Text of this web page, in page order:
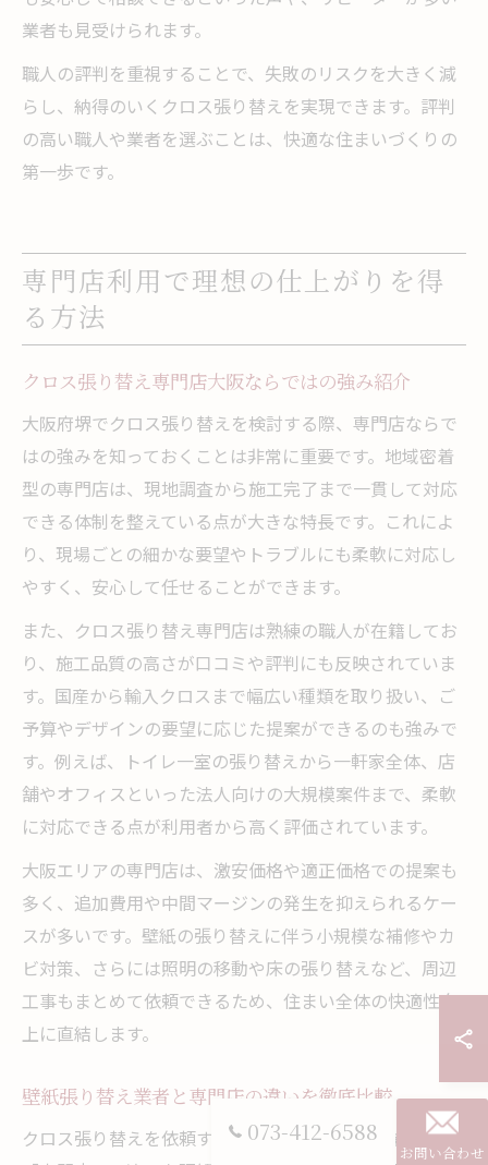
業者も見受けられます。
職人の評判を重視することで、失敗のリスクを大きく減
らし、納得のいくクロス張り替えを実現できます。評判
の高い職人や業者を選ぶことは、快適な住まいづくりの
第一歩です。
専門店利用で理想の仕上がりを得
る方法
クロス張り替え専門店大阪ならではの強み紹介
大阪府堺でクロス張り替えを検討する際、専門店ならで
はの強みを知っておくことは非常に重要です。地域密着
型の専門店は、現地調査から施工完了まで一貫して対応
できる体制を整えている点が大きな特長です。これによ
り、現場ごとの細かな要望やトラブルにも柔軟に対応し
やすく、安心して任せることができます。
また、クロス張り替え専門店は熟練の職人が在籍してお
り、施工品質の高さが口コミや評判にも反映されていま
す。国産から輸入クロスまで幅広い種類を取り扱い、ご
予算やデザインの要望に応じた提案ができるのも強みで
す。例えば、トイレ一室の張り替えから一軒家全体、店
舗やオフィスといった法人向けの大規模案件まで、柔軟
に対応できる点が利用者から高く評価されています。
大阪エリアの専門店は、激安価格や適正価格での提案も
多く、追加費用や中間マージンの発生を抑えられるケー
スが多いです。壁紙の張り替えに伴う小規模な補修やカ
ビ対策、さらには照明の移動や床の張り替えなど、周辺
工事もまとめて依頼できるため、住まい全体の快適性向
上に直結します。
壁紙張り替え業者と専門店の違いを徹底比較
クロス張り替えを依頼する際、「壁紙張り替え業者」と
073-412-6588
お問い合わせ